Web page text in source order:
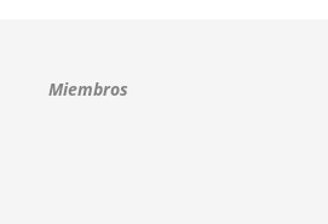
Miembros